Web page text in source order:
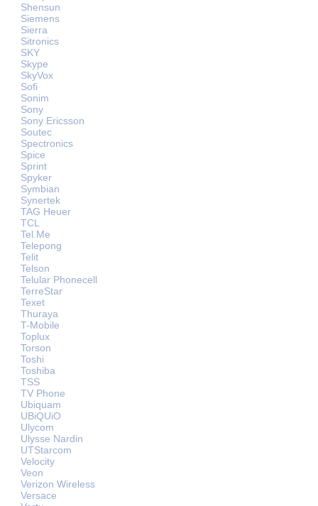
Shensun
Siemens
Sierra
Sitronics
SKY
Skype
SkyVox
Sofi
Sonim
Sony
Sony Ericsson
Soutec
Spectronics
Spice
Sprint
Spyker
Symbian
Synertek
TAG Heuer
TCL
Tel.Me
Telepong
Telit
Telson
Telular Phonecell
TerreStar
Texet
Thuraya
T-Mobile
Toplux
Torson
Toshi
Toshiba
TSS
TV Phone
Ubiquam
UBiQUiO
Ulycom
Ulysse Nardin
UTStarcom
Velocity
Veon
Verizon Wireless
Versace